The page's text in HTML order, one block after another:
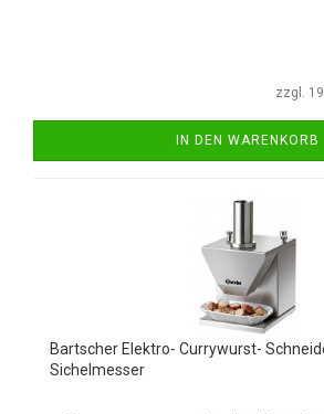
zzgl.
IN DEN WARENKORB
Bartscher Elektro- Currywurst-
Sichelmesser